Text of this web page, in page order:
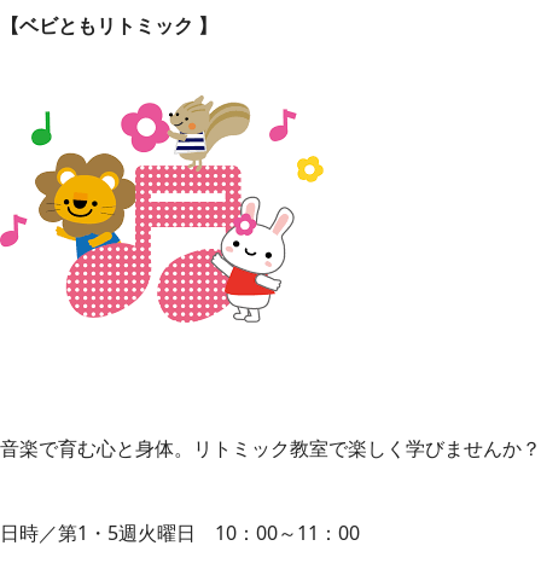
【ベビともリトミック 】
音楽で育む心と身体。リトミック教室で楽しく学びませんか？
日時／第1・5週火曜日 10：00～11：00